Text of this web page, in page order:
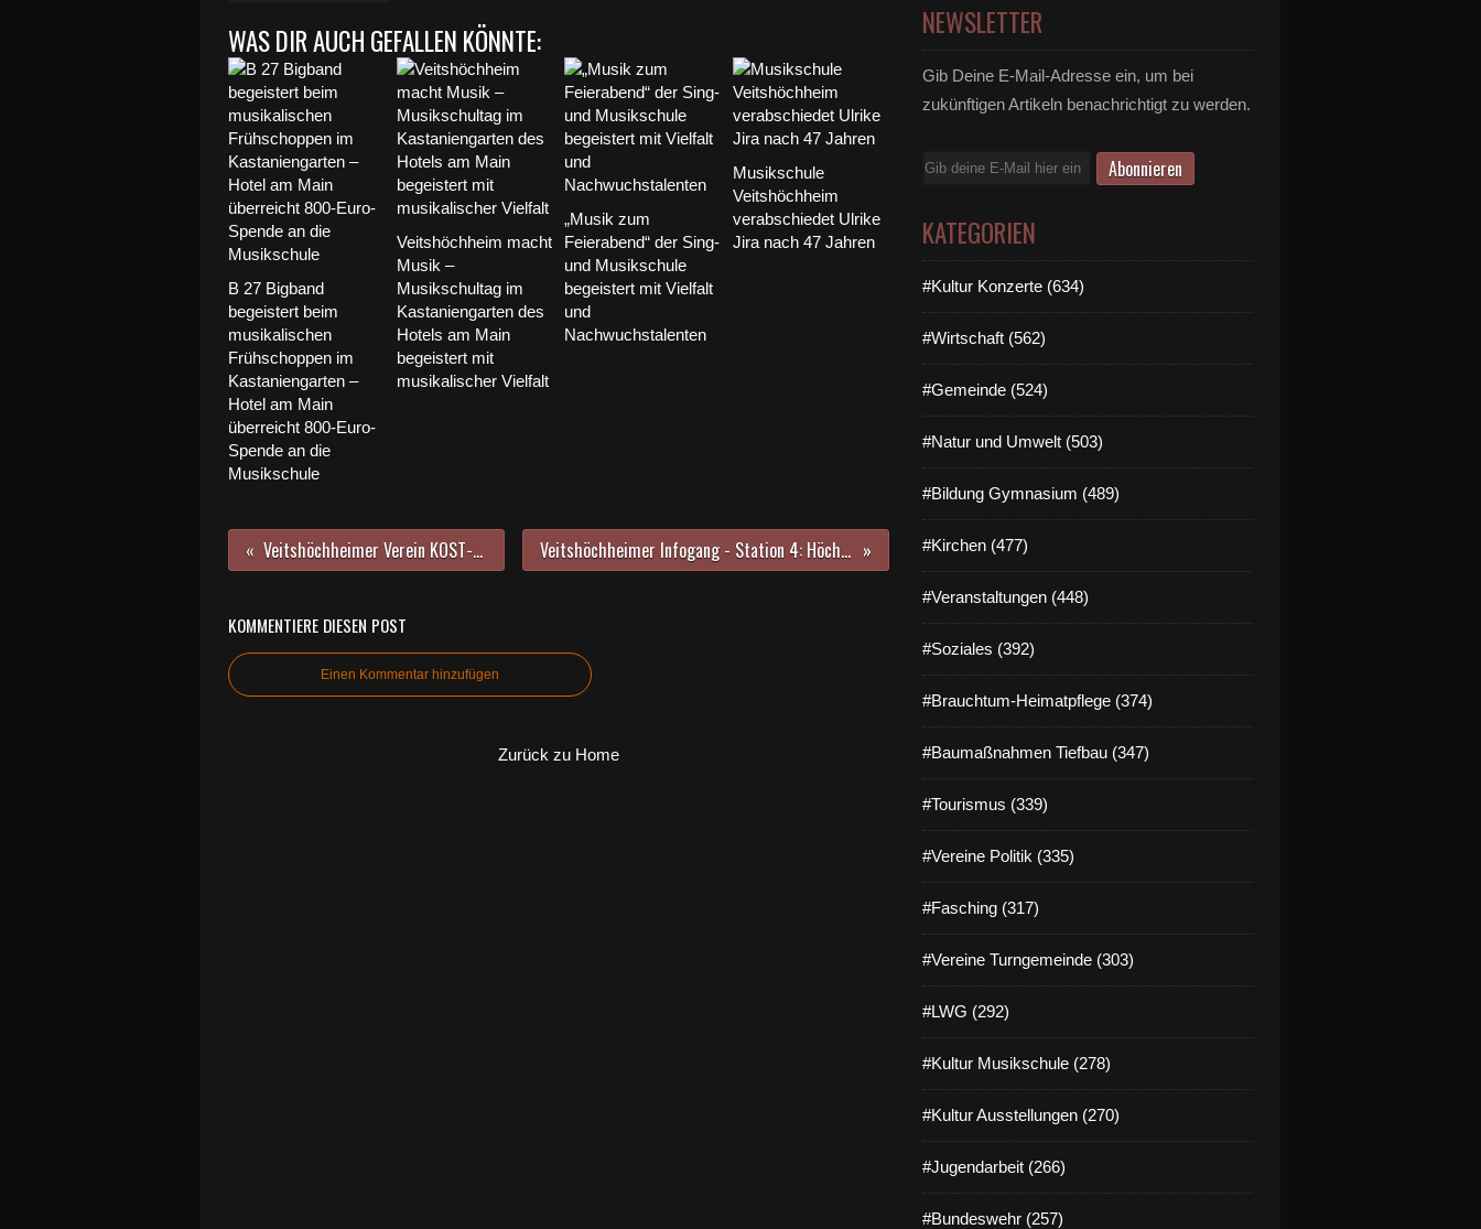
WAS DIR AUCH GEFALLEN KÖNNTE:
B 27 Bigband
begeistert beim
musikalischen
Frühschoppen im
Kastaniengarten –
Hotel am Main
überreicht 800-Euro-
Spende an die
Musikschule
Veitshöchheim macht
Musik –
Musikschultag im
Kastaniengarten des
Hotels am Main
begeistert mit
musikalischer Vielfalt
„Musik zum
Feierabend“ der Sing-
und Musikschule
begeistert mit Vielfalt
und
Nachwuchstalenten
Musikschule
Veitshöchheim
verabschiedet Ulrike
Jira nach 47 Jahren
Veitshöchheimer Verein KOST-BAR heute (29.9.) in der Frankenschau des BR Fernsehen Veitshöchheimer Infogang - Station 4: Höchheimer Steg soll laut Bürgermeister Mitte November 2024 in Betrieb gehen
KOMMENTIERE DIESEN POST
Einen Kommentar hinzufügen
Zurück zu Home
NEWSLETTER
Gib Deine E-Mail-Adresse ein, um bei
zukünftigen Artikeln benachrichtigt zu werden.
E-
KATEGORIEN
#Kultur Konzerte (634)
#Wirtschaft (562)
#Gemeinde (524)
#Natur und Umwelt (503)
#Bildung Gymnasium (489)
#Kirchen (477)
#Veranstaltungen (448)
#Soziales (392)
#Brauchtum-Heimatpflege (374)
#Baumaßnahmen Tiefbau (347)
#Tourismus (339)
#Vereine Politik (335)
#Fasching (317)
#Vereine Turngemeinde (303)
#LWG (292)
#Kultur Musikschule (278)
#Kultur Ausstellungen (270)
#Jugendarbeit (266)
#Bundeswehr (257)